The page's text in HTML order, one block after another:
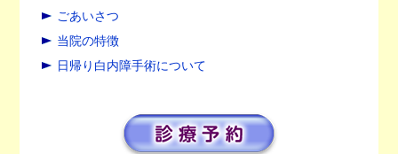
ごあいさつ
当院の特徴
日帰り白内障手術について